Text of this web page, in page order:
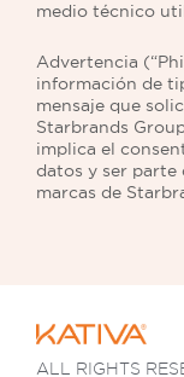
medio técnico
Advertencia
información de
mensaje que
Starbrands
implica el
datos y ser parte
marcas de
ALL RIGHTS